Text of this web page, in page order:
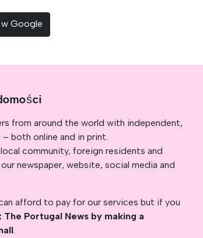
w Google
from around the world with independent,
both online and in print.
community, foreign residents and
newspaper, website, social media and
afford to pay for our services but if you
The Portugal News by making a
.